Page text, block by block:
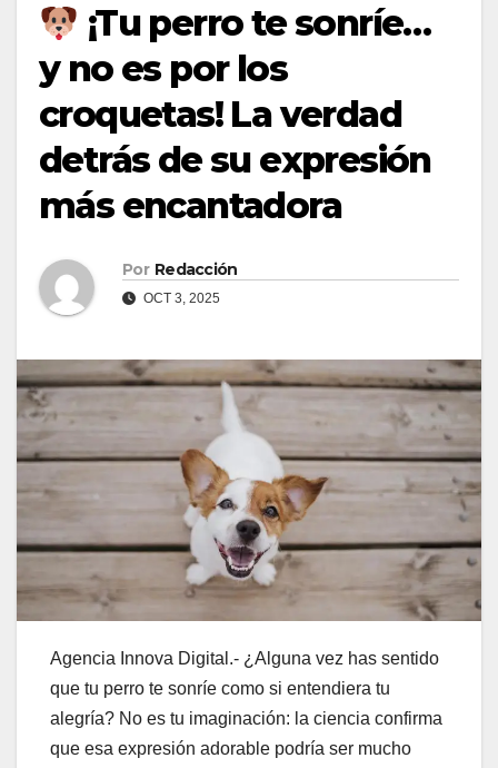
¡Tu perro te sonríe…
y no es por los
croquetas! La verdad
detrás de su expresión
más encantadora
Por Redacción
OCT 3, 2025
Agencia Innova Digital.- ¿Alguna vez has sentido
que tu perro te sonríe como si entendiera tu
alegría? No es tu imaginación: la ciencia confirma
que esa expresión adorable podría ser mucho